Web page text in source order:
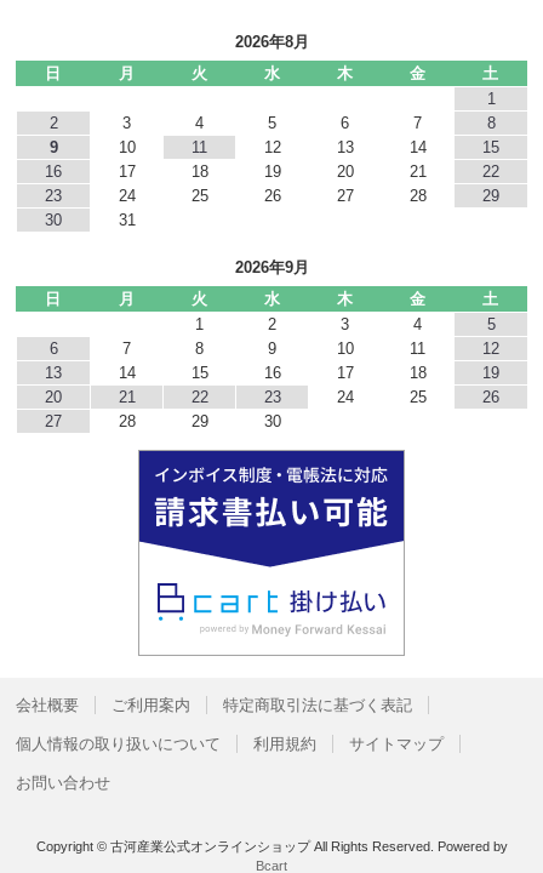
2026年8月
日
月 火 水 木 金
土
1
2
3 4 5 6 7
8
9
10 11 12 13 14
15
16
17 18 19 20 21
22
23
24 25 26 27 28
29
30
31
2026年9月
日
月 火 水 木 金
土
1
2 3 4
5
6
7 8 9 10 11
12
13
14 15 16 17 18
19
20
21 22 23 24 25
26
27
28 29 30
会社概要 ご利用案内 特定商取引法に基づく表記
個人情報の取り扱いについて 利用規約 サイトマップ
お問い合わせ
Copyright © 古河産業公式オンラインショップ All Rights Reserved. Powered by
Bcart